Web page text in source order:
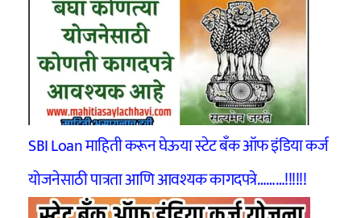
SBI Loan माहिती करून घेऊया स्टेट बँक ऑफ इंडिया कर्ज
योजनेसाठी पात्रता आणि आवश्यक कागदपत्रे………!!!!!!